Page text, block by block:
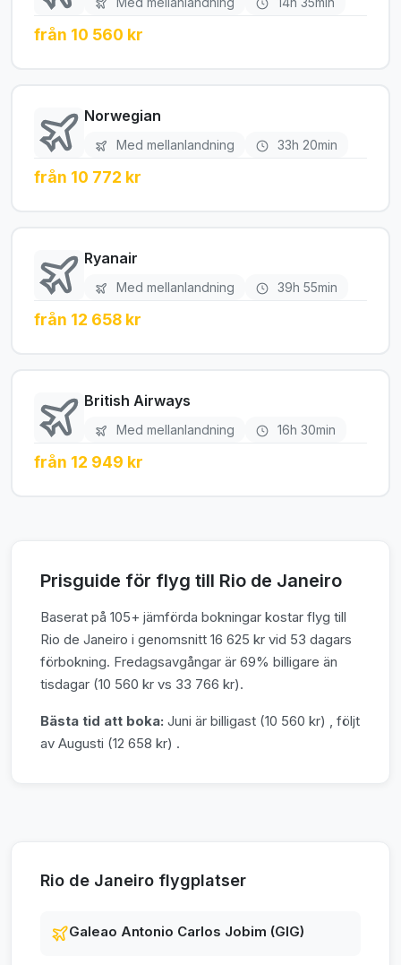
från 10 560 kr
Norwegian
Med mellanlandning 33h 20min
från 10 772 kr
Ryanair
Med mellanlandning 39h 55min
från 12 658 kr
British Airways
Med mellanlandning 16h 30min
från 12 949 kr
Prisguide för flyg till Rio de Janeiro
Baserat på 105+ jämförda bokningar kostar flyg till
Rio de Janeiro i genomsnitt 16 625 kr vid 53 dagars
förbokning. Fredagsavgångar är 69% billigare än
tisdagar (10 560 kr vs 33 766 kr).
Bästa tid att boka: Juni är billigast (10 560 kr) , följt
av Augusti (12 658 kr) .
Rio de Janeiro flygplatser
Galeao Antonio Carlos Jobim (GIG)